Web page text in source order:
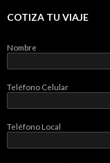
COTIZA TU VIAJE
Nombre
Teléfono Celular
Teléfono Local